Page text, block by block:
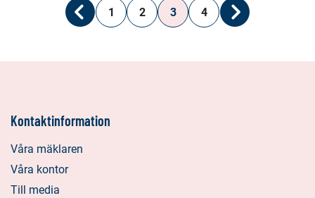
Föregående
1 2 3 4
Nästa
Kontaktinformation
Våra mäklaren
Våra kontor
Till media